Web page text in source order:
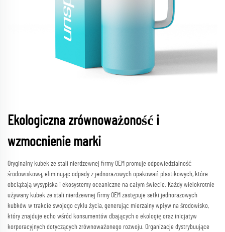
Ekologiczna zrównoważoność i
wzmocnienie marki
Oryginalny kubek ze stali nierdzewnej firmy OEM promuje odpowiedzialność
środowiskową, eliminując odpady z jednorazowych opakowań plastikowych, które
obciążają wysypiska i ekosystemy oceaniczne na całym świecie. Każdy wielokrotnie
używany kubek ze stali nierdzewnej firmy OEM zastępuje setki jednorazowych
kubków w trakcie swojego cyklu życia, generując mierzalny wpływ na środowisko,
który znajduje echo wśród konsumentów dbających o ekologię oraz inicjatyw
korporacyjnych dotyczących zrównoważonego rozwoju. Organizacje dystrybuujące